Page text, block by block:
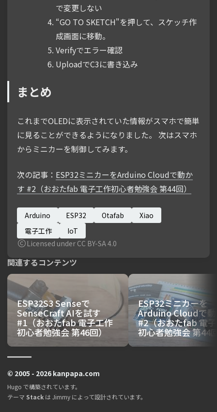
で変更しない
“GO TO SKETCH"を押して、スケッチ作
成画面に移動。
Verifyでエラー確認
UploadでC3に書き込み
まとめ
これまでOLEDに表示されていた情報がスマホで簡単
に見ることができるようになりました。 次はスマホ
からミニカーを制御してみます。
次の記事： ESP32ミニカーをArduino Cloudで動か
す #2（おおたfab 電子工作初心者勉強会 第44回）
Arduino ESP32 Otafab
Xiao
電子工作
IoT
Licensed under CC BY-SA 4.0
関連するコンテンツ
ESP32S3 Senseで
SenseCraft AIを試す
#1（おおたfab 電子工作
初心者勉強会 第46回）
ESP32ミニカーを
Arduino Cloudで
#2（おおたfab 電
初心者勉強会 第44
© 2005 - 2026 kanpapa.com
Hugo で構築されています。
テーマ Stack は Jimmy によって設計されています。